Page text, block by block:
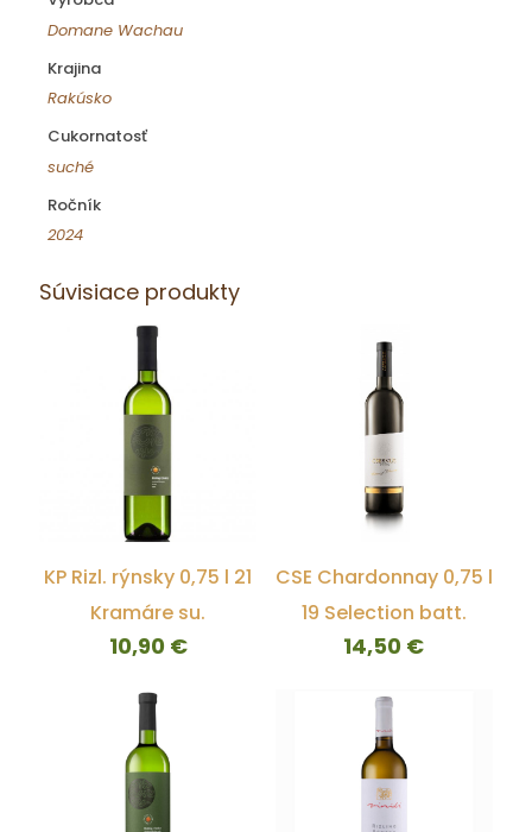
Domane Wachau
Krajina
Rakúsko
Cukornatosť
suché
Ročník
2024
Súvisiace produkty
KP Rizl. rýnsky 0,75 l 21
Kramáre su.
10,90 €
CSE Chardonnay 0,75 l
19 Selection batt.
14,50 €